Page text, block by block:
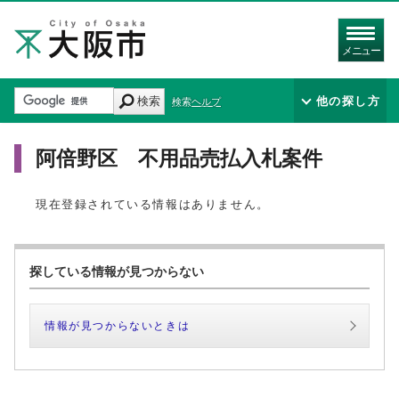
メニュー
検索 検索ヘルプ 他の探し方
阿倍野区 不用品売払入札案件
現在登録されている情報はありません。
探している情報が見つからない
情報が見つからないときは